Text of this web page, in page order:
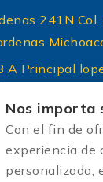
241N Col.
A Principal
Zapopan Jalisco
5032
Nos importa
Con el fin de
experiencia de
personalizada,